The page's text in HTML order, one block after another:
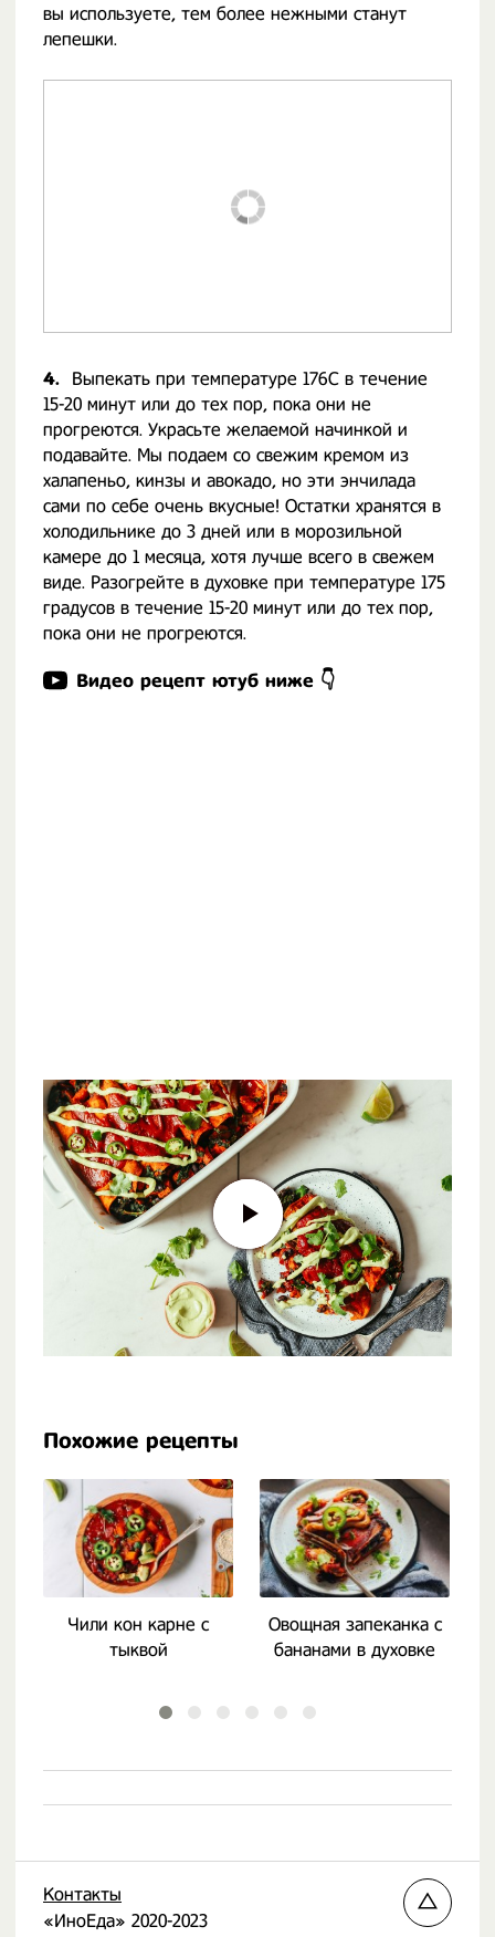
вы используете, тем более нежными станут
лепешки.
4.
Выпекать при температуре 176C в течение
15-20 минут или до тех пор, пока они не
прогреются. Украсьте желаемой начинкой и
подавайте. Мы подаем со свежим кремом из
халапеньо, кинзы и авокадо, но эти энчилада
сами по себе очень вкусные! Остатки хранятся в
холодильнике до 3 дней или в морозильной
камере до 1 месяца, хотя лучше всего в свежем
виде. Разогрейте в духовке при температуре 175
градусов в течение 15-20 минут или до тех пор,
пока они не прогреются.
Видео рецепт ютуб ниже 👇
Похожие рецепты
Чили кон карне с
тыквой
Овощная запеканка с
бананами в духовке
Контакты
«ИноЕда» 2020-2023